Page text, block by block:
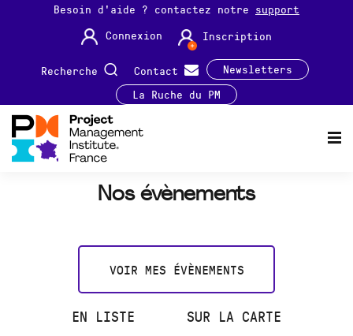
Besoin d'aide ? contactez notre support
Connexion
Inscription
Recherche Contact
Newsletters
La Ruche du PM
Nos évènements
VOIR MES ÉVÈNEMENTS
EN LISTE
SUR LA CARTE